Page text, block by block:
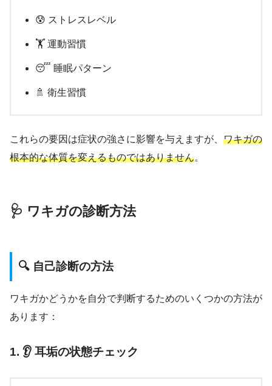
😰 ストレスレベル
🏋️ 運動習慣
😴 睡眠パターン
🚿 衛生習慣
これらの要因は症状の強さに影響を与えますが、 ワキガの
根本的な体質を変えるものではありません。
🩺 ワキガの診断方法
🔍 自己診断の方法
ワキガかどうかを自分で判断するためのいくつかの方法が
あります：
1. 👂 耳垢の状態チェック